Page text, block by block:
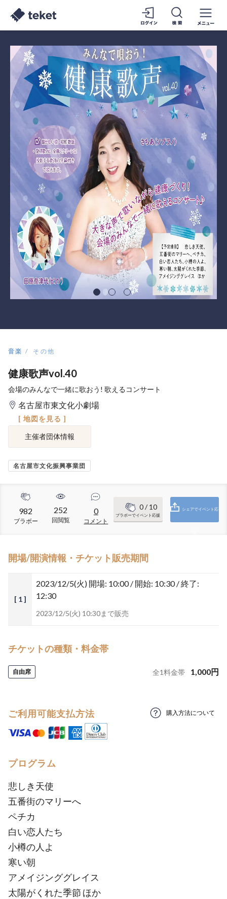
音楽 その他
健康歌声vol.40
会場のみんなで一緒に歌おう! 歌えるコンサート
名古屋市東文化小劇場
[ 地図を見る ]
主催者団体情報
名古屋市文化振興事業団
982
ブラボー
252
回閲覧
0
コメント
0/ 10
ブラボーでイベント応援
シェアでイベント応
開場/開演情報・チケット販売期間
[ 1 ]
2023/12/5(火) 開場: 10:00 / 開始: 10:30 / 終了:
12:30
2023/12/5(火) 10:30まで販売
チケットの種類・料金帯
自由席 全1料金帯 1,000円
ご利用可能支払方法 購入方法について
プログラム
悲しき天使
五番街のマリーへ
ペチカ
白い恋人たち
小樽の人よ
寒い朝
アメイジンググレイス
太陽がくれた季節 ほか